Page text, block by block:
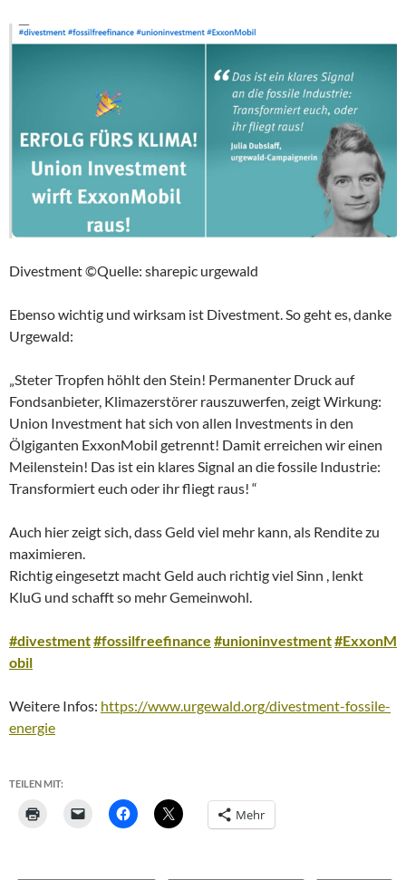
Divestment ©Quelle: sharepic urgewald
Ebenso wichtig und wirksam ist Divestment. So geht es, danke
Urgewald:
„Steter Tropfen höhlt den Stein! Permanenter Druck auf
Fondsanbieter, Klimazerstörer rauszuwerfen, zeigt Wirkung:
Union Investment hat sich von allen Investments in den
Ölgiganten ExxonMobil getrennt! Damit erreichen wir einen
Meilenstein! Das ist ein klares Signal an die fossile Industrie:
Transformiert euch oder ihr fliegt raus! “
Auch hier zeigt sich, dass Geld viel mehr kann, als Rendite zu
maximieren.
Richtig eingesetzt macht Geld auch richtig viel Sinn , lenkt
KluG und schafft so mehr Gemeinwohl.
#divestment#fossilfreefinance #unioninvestment#ExxonM
obil
Weitere Infos: https://www.urgewald.org/divestment-fossile-
energie
TEILEN MIT:
Mehr